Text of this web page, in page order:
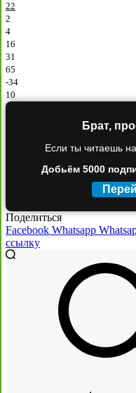
22
2
4
16
31
65
-34
10
Брат,
Если ты читаешь
Добьём 5000
Поделиться
Facebook Whatsapp
ссылку